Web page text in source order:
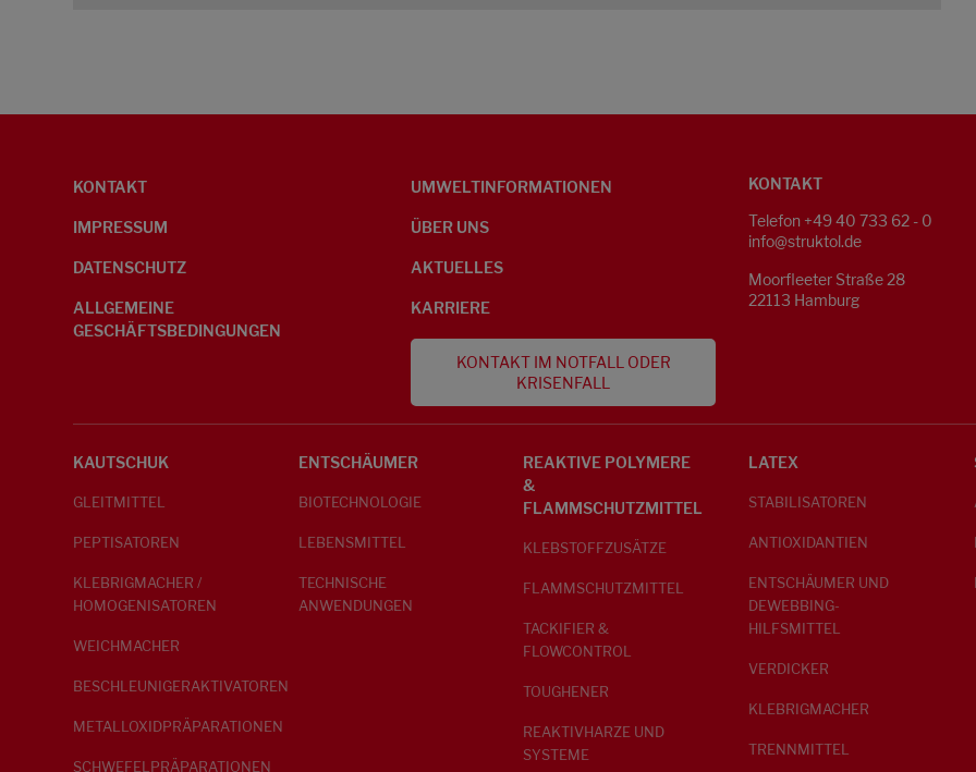
KONTAKT
IMPRESSUM
DATENSCHUTZ
ALLGEMEINE
GESCHÄFTSBEDINGUNGEN
UMWELTINFORMATIONEN
ÜBER UNS
AKTUELLES
KARRIERE
KONTAKT IM NOTFALL ODER
KRISENFALL
KONTAKT
Telefon +49 40 733 62 - 0
info@struktol.de
Moorfleeter Straße 28
22113 Hamburg
KAUTSCHUK
GLEITMITTEL
PEPTISATOREN
KLEBRIGMACHER /
HOMOGENISATOREN
WEICHMACHER
BESCHLEUNIGERAKTIVATOREN
METALLOXIDPRÄPARATIONEN
SCHWEFELPRÄPARATIONEN
ENTSCHÄUMER
BIOTECHNOLOGIE
LEBENSMITTEL
TECHNISCHE
ANWENDUNGEN
REAKTIVE POLYMERE
&
FLAMMSCHUTZMITTEL
KLEBSTOFFZUSÄTZE
FLAMMSCHUTZMITTEL
TACKIFIER &
FLOWCONTROL
TOUGHENER
REAKTIVHARZE UND
SYSTEME
LATEX
STABILISATOREN
ANTIOXIDANTIEN
ENTSCHÄUMER UND
DEWEBBING-
HILFSMITTEL
VERDICKER
KLEBRIGMACHER
TRENNMITTEL